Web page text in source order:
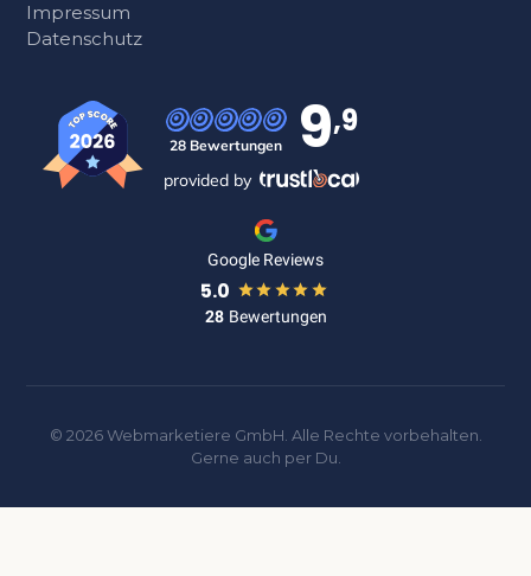
Impressum
Datenschutz
28 Bewertungen 9,9
provided by
Google Reviews
5.0
28 Bewertungen
© 2026 Webmarketiere GmbH. Alle Rechte vorbehalten.
Gerne auch per Du.